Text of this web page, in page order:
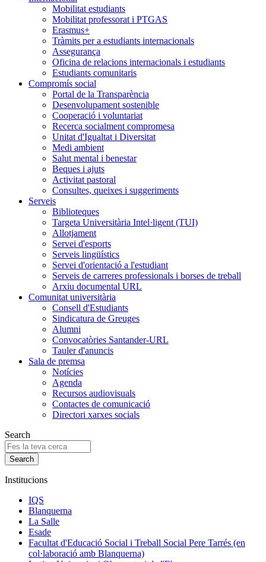
Mobilitat estudiants
Mobilitat professorat i PTGAS
Erasmus+
Tràmits per a estudiants internacionals
Assegurança
Oficina de relacions internacionals i estudiants
Estudiants comunitaris
Compromís social
Portal de la Transparència
Desenvolupament sostenible
Cooperació i voluntariat
Recerca socialment compromesa
Unitat d'Igualtat i Diversitat
Medi ambient
Salut mental i benestar
Beques i ajuts
Activitat pastoral
Consultes, queixes i suggeriments
Serveis
Biblioteques
Targeta Universitària Intel·ligent (TUI)
Allotjament
Servei d'esports
Serveis lingüístics
Servei d'orientació a l'estudiant
Serveis de carreres professionals i borses de treball
Arxiu documental URL
Comunitat universitària
Consell d'Estudiants
Sindicatura de Greuges
Alumni
Convocatòries Santander-URL
Tauler d'anuncis
Sala de premsa
Notícies
Agenda
Recursos audiovisuals
Contactes de comunicació
Directori xarxes socials
Search
Institucions
IQS
Blanquerna
La Salle
Esade
Facultat d'Educació Social i Treball Social Pere Tarrés (en
col·laboració amb Blanquerna)